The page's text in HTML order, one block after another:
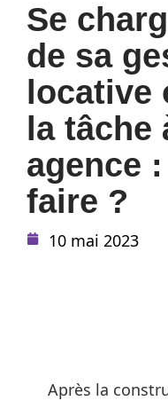
Se
de sa
locative
la tâche
agence
faire ?
10 mai 2023
Après la